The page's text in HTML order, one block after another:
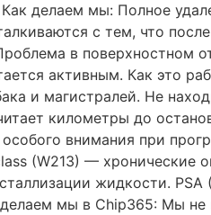
делаем мы: Полное
с тем, что
в поверхностном
активным. Как это
и магистралей. Не
километры до
внимания при
(W213) — хронические
жидкости.
мы в Chip365: Мы не